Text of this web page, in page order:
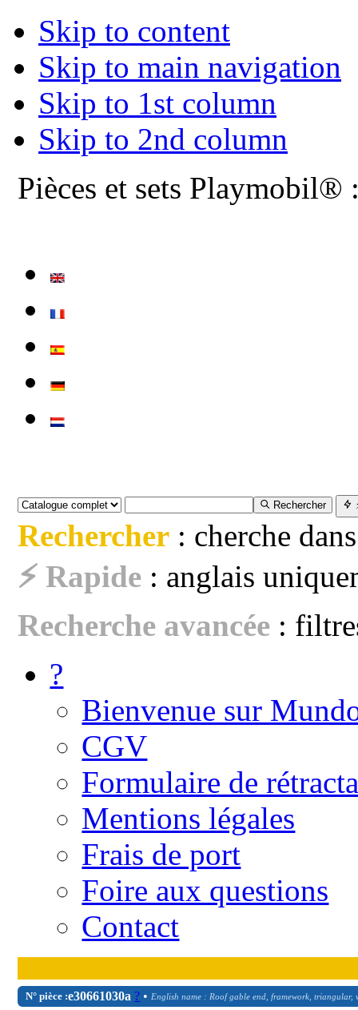
Skip to content
Skip to main navigation
Skip to 1st column
Skip to 2nd column
Pièces et sets Playmobil®
Rechercher
Rechercher : cherche
⚡ Rapide : anglais
Recherche avancée :
?
Bienvenue sur
CGV
Formulaire de
Mentions légales
Frais de port
Foire aux questions
Contact
N° pièce :e30661030a ? •English name : Roof gable end, framework,